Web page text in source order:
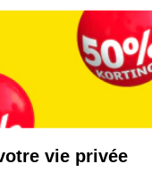
Plus
vie privée